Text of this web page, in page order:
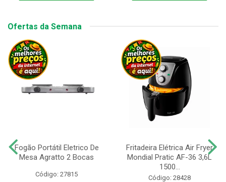
Ofertas da Semana
Fogão Portátil Eletrico De
Mesa Agratto 2 Bocas
Código: 27815
Fritadeira Elétrica Air Fryer
Mondial Pratic AF-36 3,6L
1500...
Código: 28428